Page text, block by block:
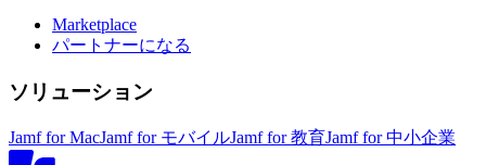
Marketplace
パートナーになる
ソリューション
Jamf for MacJamf for モバイルJamf for 教育Jamf for 中小企業